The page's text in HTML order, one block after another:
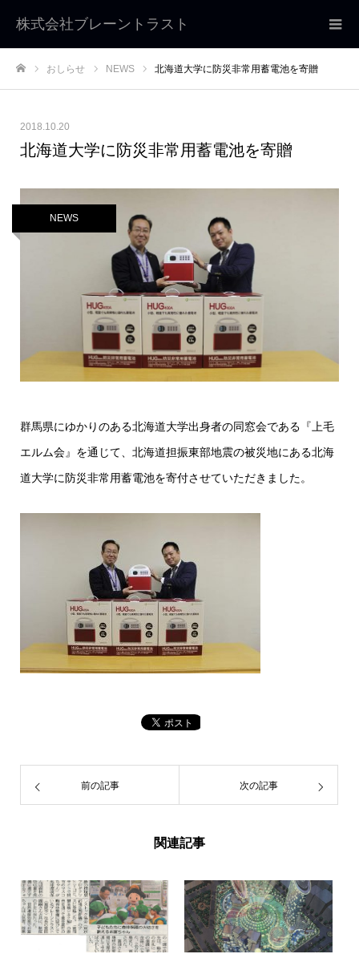
株式会社ブレーントラスト
おしらせ NEWS 北海道大学に防災非常用蓄電池を寄贈
2018.10.20
北海道大学に防災非常用蓄電池を寄贈
NEWS
群馬県にゆかりのある北海道大学出身者の同窓会である『上毛
エルム会』を通じて、北海道担振東部地震の被災地にある北海
道大学に防災非常用蓄電池を寄付させていただきました。
前の記事 次の記事
関連記事